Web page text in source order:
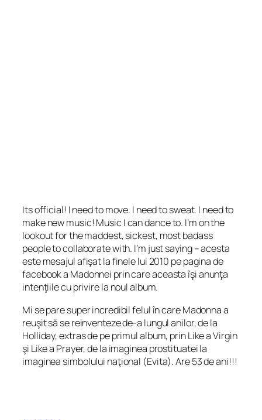
Its official! I need to move. I need to sweat. I need to
make new music! Music I can dance to. I’m on the
lookout for the maddest, sickest, most badass
people to collaborate with. I’m just saying– acesta
este mesajul afişat la finele lui 2010 pe pagina de
facebook a Madonnei prin care aceasta îşi anunţa
intenţiile cu privire la noul album.
Mi se pare super incredibil felul în care Madonna a
reuşit să se reinventeze de-a lungul anilor, de la
Holliday, extras de pe primul album, prin Like a Virgin
şi Like a Prayer, de la imaginea prostituatei la
imaginea simbolului naţional (Evita). Are 53 de ani!!!